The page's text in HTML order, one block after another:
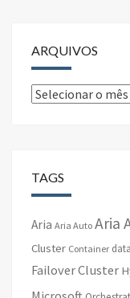
ARQUIVOS
Arquivos
TAGS
Aria Aria Auto Aria
Cluster Container
Failover Cluster